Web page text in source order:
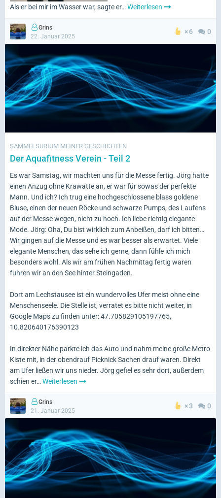
Als er bei mir im Wasser war, sagte er… Weiterlesen
Grins
22. Januar 2025
6 0
SAMMELSURIUM MEINER GESCHICHTEN
Der Aquafitness Verein - Teil 2
Es war Samstag, wir machten uns für die Messe fertig. Jörg hatte
einen Anzug ohne Krawatte an, er war für sowas der perfekte
Mann. Und ich? Ich trug eine hochgeschlossene blass goldene
Bluse, einen der neuen Röcke und schwarze Pumps, des Laufens
auf der Messe wegen, nicht zu hoch. Ich liebe richtig elegante
Mode. Jörg: Oha, Du bist wirklich zum Anbeißen, darf ich bitten…
Wir gingen auf die Messe und es war besser als erwartet. Viele
elegante Menschen, das sehe ich gerne, dann fühle ich mich
besonders wohl. Als wir am frühen Nachmittag fertig waren
fuhren wir an den See hinter Steingaden.
Dort am Lechstausee ist ein wundervolles Ufer meist ohne eine
Menschenseele. Die Stelle ist, verratet es bitte nicht weiter, in
Google Maps zu finden unter: 47.705829105197765,
10.820640176390123
In direkter Nähe parkte ich das Auto und nahm meine große Metro
Kiste mit, in der obendrauf Picknick Sachen drauf waren. Direkt
am Ufer ließen wir uns nieder. Jörg gefiel es sehr dort, außerdem
schien er… Weiterlesen
Grins
21. Januar 2025
3 0